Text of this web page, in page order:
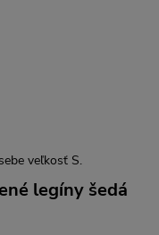
veľkosť S.
legíny šedá